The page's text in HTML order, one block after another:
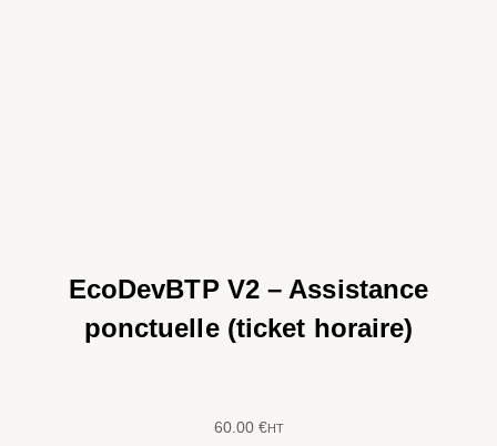
EcoDevBTP V2 – Assistance
ponctuelle (ticket horaire)
60.00 €HT